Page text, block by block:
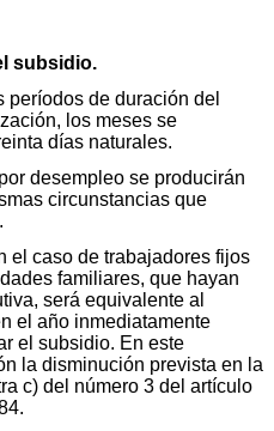
subsidio.
períodos de duración del
los meses se
días naturales.
desempleo se producirán
circunstancias que
el caso de trabajadores fijos
familiares, que hayan
será equivalente al
el año inmediatamente
el subsidio. En este
la disminución prevista en la
c) del número 3 del artículo